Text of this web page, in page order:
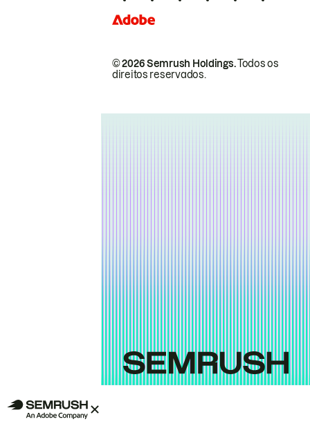
© 2026 Semrush Holdings.Todos os
direitos reservados.